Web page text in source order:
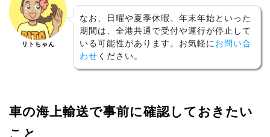
リトちゃん
なお、日曜や夏季休暇、年末年始といった
期間は、全港共通で受付や運行が停止して
いる可能性があります。お気軽に お問い合
わせ ください。
車の海上輸送で事前に確認しておきたい
こと